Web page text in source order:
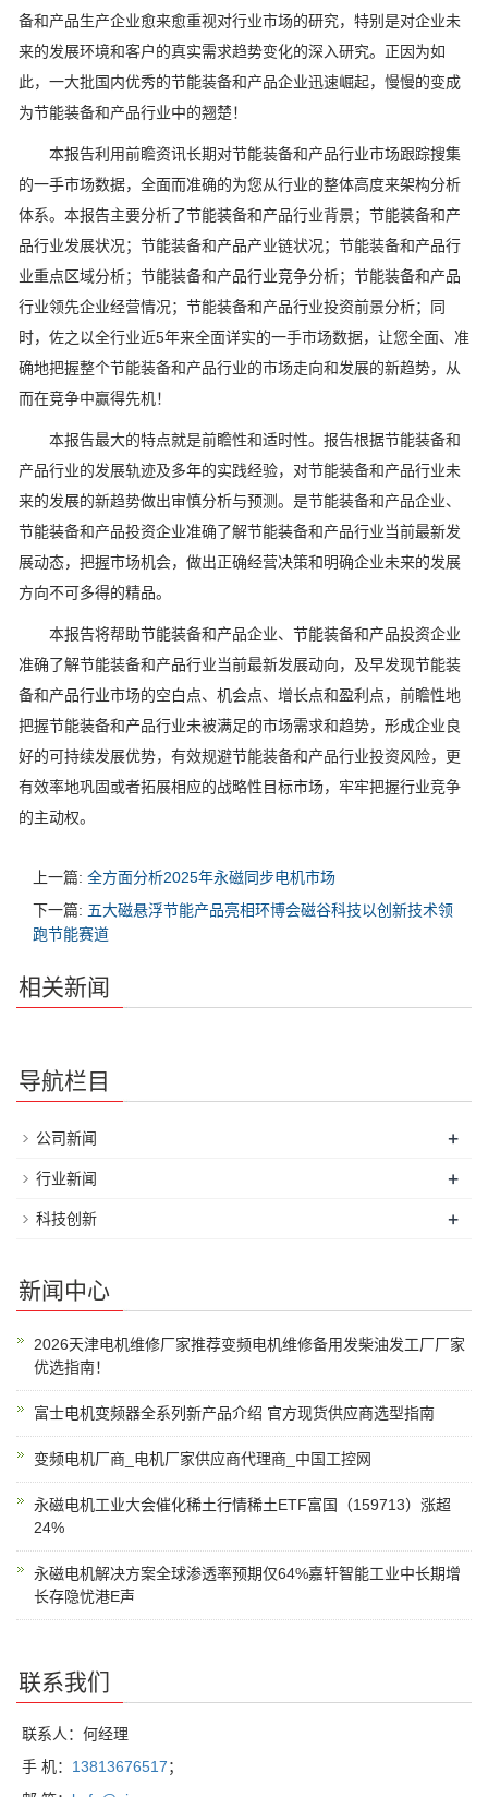
备和产品生产企业愈来愈重视对行业市场的研究，特别是对企业未
来的发展环境和客户的真实需求趋势变化的深入研究。正因为如
此，一大批国内优秀的节能装备和产品企业迅速崛起，慢慢的变成
为节能装备和产品行业中的翘楚！
本报告利用前瞻资讯长期对节能装备和产品行业市场跟踪搜集
的一手市场数据，全面而准确的为您从行业的整体高度来架构分析
体系。本报告主要分析了节能装备和产品行业背景；节能装备和产
品行业发展状况；节能装备和产品产业链状况；节能装备和产品行
业重点区域分析；节能装备和产品行业竞争分析；节能装备和产品
行业领先企业经营情况；节能装备和产品行业投资前景分析；同
时，佐之以全行业近5年来全面详实的一手市场数据，让您全面、准
确地把握整个节能装备和产品行业的市场走向和发展的新趋势，从
而在竞争中赢得先机！
本报告最大的特点就是前瞻性和适时性。报告根据节能装备和
产品行业的发展轨迹及多年的实践经验，对节能装备和产品行业未
来的发展的新趋势做出审慎分析与预测。是节能装备和产品企业、
节能装备和产品投资企业准确了解节能装备和产品行业当前最新发
展动态，把握市场机会，做出正确经营决策和明确企业未来的发展
方向不可多得的精品。
本报告将帮助节能装备和产品企业、节能装备和产品投资企业
准确了解节能装备和产品行业当前最新发展动向，及早发现节能装
备和产品行业市场的空白点、机会点、增长点和盈利点，前瞻性地
把握节能装备和产品行业未被满足的市场需求和趋势，形成企业良
好的可持续发展优势，有效规避节能装备和产品行业投资风险，更
有效率地巩固或者拓展相应的战略性目标市场，牢牢把握行业竞争
的主动权。
上一篇: 全方面分析2025年永磁同步电机市场
下一篇: 五大磁悬浮节能产品亮相环博会磁谷科技以创新技术领
跑节能赛道
相关新闻
导航栏目
公司新闻 +
行业新闻 +
科技创新 +
新闻中心
2026天津电机维修厂家推荐变频电机维修备用发柴油发工厂厂家
优选指南！
富士电机变频器全系列新产品介绍 官方现货供应商选型指南
变频电机厂商_电机厂家供应商代理商_中国工控网
永磁电机工业大会催化稀土行情稀土ETF富国（159713）涨超
24%
永磁电机解决方案全球渗透率预期仅64%嘉轩智能工业中长期增
长存隐忧港E声
联系我们
联系人：何经理
手 机： 13813676517；